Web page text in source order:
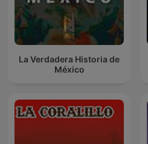
La Verdadera Historia de
México